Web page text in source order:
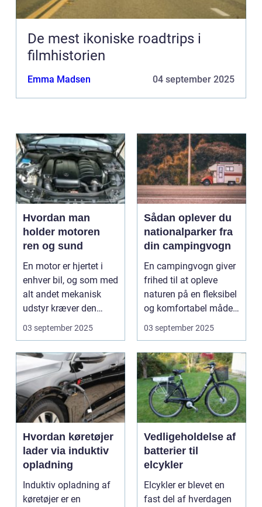
De mest ikoniske roadtrips i
filmhistorien
Emma Madsen 04 september 2025
Hvordan man
holder motoren
ren og sund
En motor er hjertet i
enhver bil, og som med
alt andet mekanisk
udstyr kræver den
omsorg for a...
03 september 2025
Sådan oplever du
nationalparker fra
din campingvogn
En campingvogn giver
frihed til at opleve
naturen på en fleksibel
og komfortabel måde.
N...
03 september 2025
Hvordan køretøjer
lader via induktiv
opladning
Induktiv opladning af
køretøjer er en
Vedligeholdelse af
batterier til
elcykler
Elcykler er blevet en
fast del af hverdagen